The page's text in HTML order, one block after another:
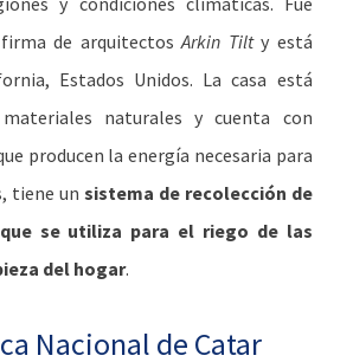
de arquitectosArkin Tilty está
Estados Unidos. La casa está
naturales y cuenta con
producen la energía necesaria para
tiene un sistema de recolección de
se utiliza para el riego de las
del hogar.
Nacional de Catar